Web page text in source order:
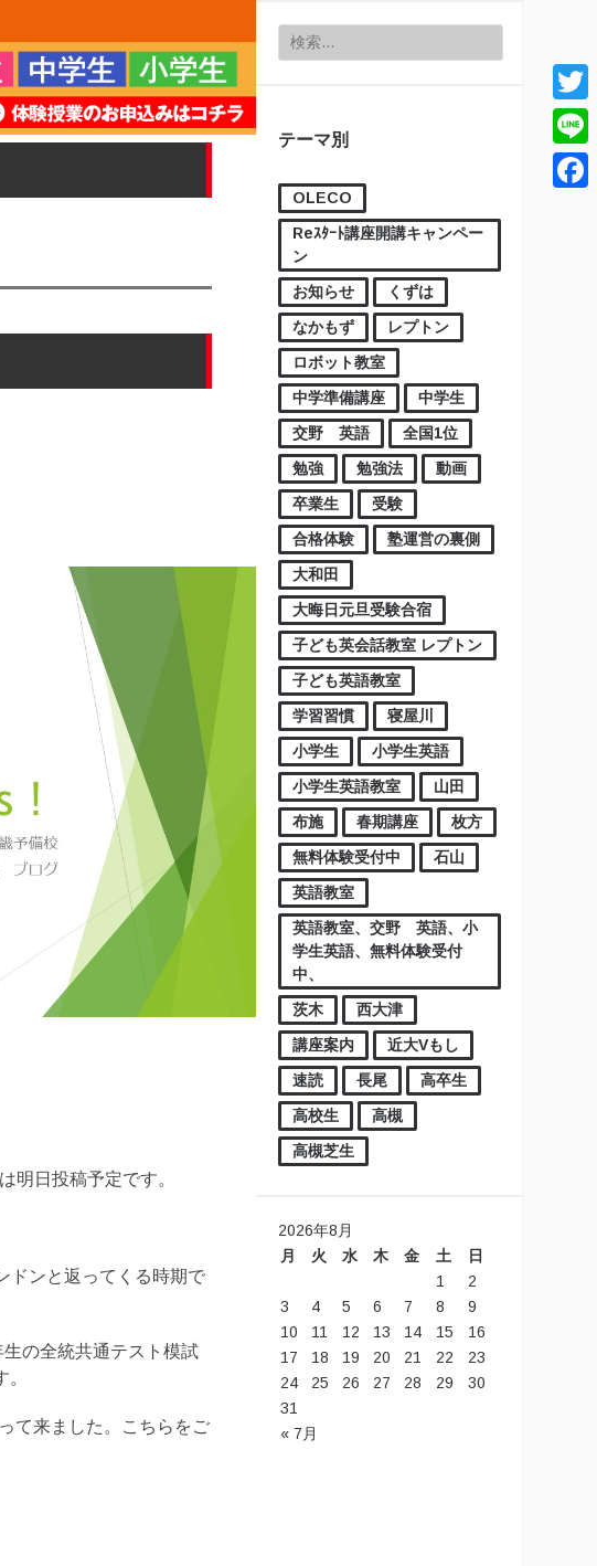
検索:
テーマ別
OLECO
Reｽﾀｰﾄ講座開講キャンペー
ン
お知らせ
くずは
なかもず
レプトン
ロボット教室
中学準備講座
中学生
交野 英語
全国1位
勉強
勉強法
動画
卒業生
受験
合格体験
塾運営の裏側
大和田
大晦日元旦受験合宿
子ども英会話教室 レプトン
子ども英語教室
学習習慣
寝屋川
小学生
小学生英語
小学生英語教室
山田
布施
春期講座
枚方
無料体験受付中
石山
英語教室
英語教室、交野 英語、小
学生英語、無料体験受付
中、
茨木
西大津
講座案内
近大Vもし
速読
長尾
高卒生
高校生
高槻
高槻芝生
2026年8月
月
火 水 木 金 土 日
« 7月
1
2
3
4 5 6 7 8
9
10
11 12 13 14 15
16
17
18 19 20 21 22
23
24
25 26 27 28 29
30
31
明日投稿予定です。
ドンと返ってくる時期で
の全統共通テスト模試
て来ました。こちらをご
Line